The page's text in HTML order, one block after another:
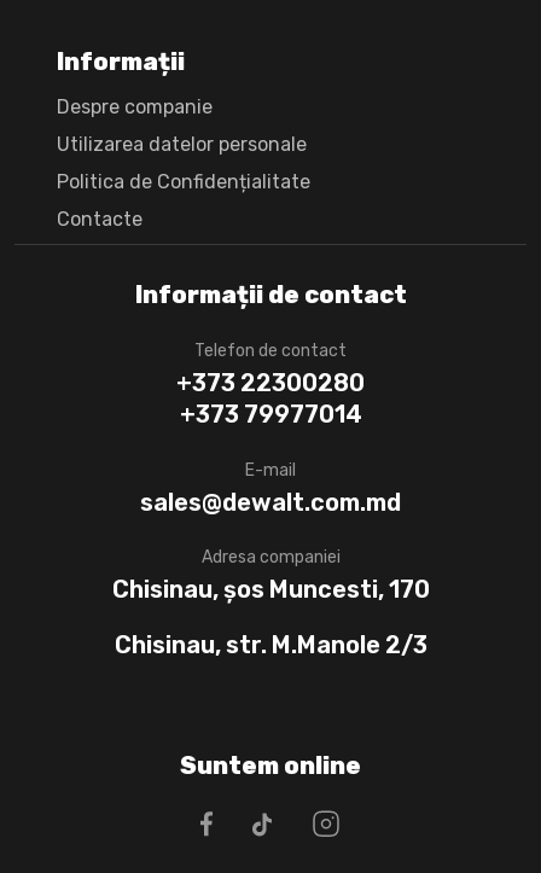
Informații de contact
Telefon de contact
+373 22300280
+373 79977014
E-mail
sales@dewalt.com.md
Adresa companiei
Chisinau, șos Muncesti, 170
Chisinau, str. M.Manole 2/3
Informații
Despre companie
Utilizarea datelor personale
Politica de Confidențialitate
Сontacte
Suntem online